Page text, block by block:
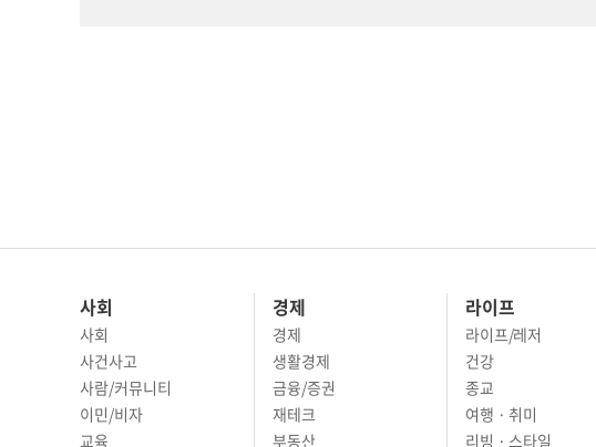
사회
사회
사건사고
사람/커뮤니티
경제
경제
생활경제
금융/증권
라이프
라이프/레저
건강
종교